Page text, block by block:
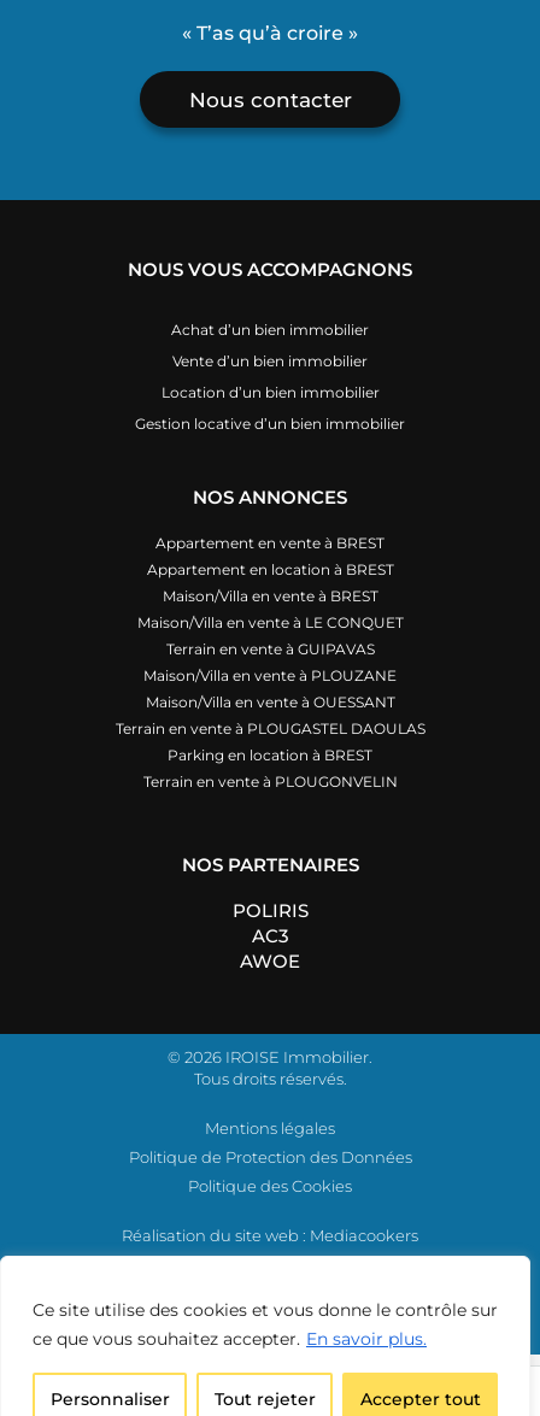
Ce site utilise des cookies et vous donne le contrôle sur
ce que vous souhaitez accepter. En savoir plus.
Personnaliser Tout rejeter Accepter tout
IROISE IMMOBILIER BREST
« T’as qu’à croire »
Nous contacter
NOUS VOUS ACCOMPAGNONS
Achat d’un bien immobilier
Vente d’un bien immobilier
Location d’un bien immobilier
Gestion locative d’un bien immobilier
NOS ANNONCES
Appartement en vente à BREST
Appartement en location à BREST
Maison/Villa en vente à BREST
Maison/Villa en vente à LE CONQUET
Terrain en vente à GUIPAVAS
Maison/Villa en vente à PLOUZANE
Maison/Villa en vente à OUESSANT
Terrain en vente à PLOUGASTEL DAOULAS
Parking en location à BREST
Terrain en vente à PLOUGONVELIN
NOS PARTENAIRES
POLIRIS
AC3
AWOE
© 2026 IROISE Immobilier.
Tous droits réservés.
Mentions légales
Politique de Protection des Données
Politique des Cookies
Réalisation du site web: Mediacookers